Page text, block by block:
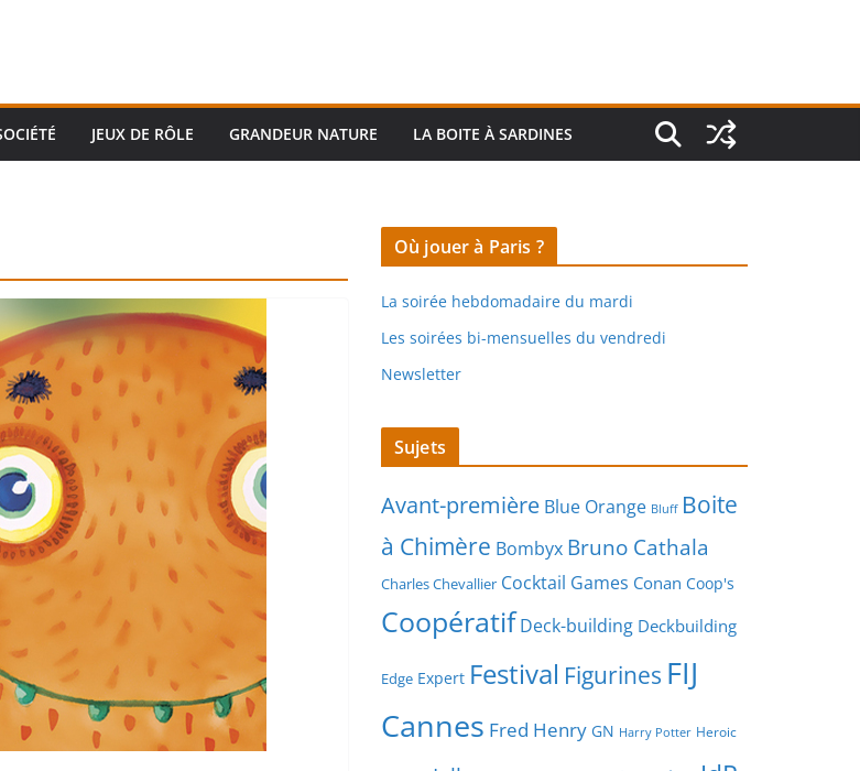
JEUX DE RÔLE GRANDEUR NATURE LA BOITE À SARDINES
Où jouer à Paris ?
La soirée hebdomadaire du mardi
Les soirées bi-mensuelles du vendredi
Newsletter
Sujets
Avant-première Blue Orange Bluff Boite
à Chimère Bombyx Bruno Cathala
Charles Chevallier Cocktail Games Conan Coop's
Coopératif Deck-building Deckbuilding
Edge Expert Festival Figurines FIJ
Cannes Fred Henry GN Harry Potter Heroic